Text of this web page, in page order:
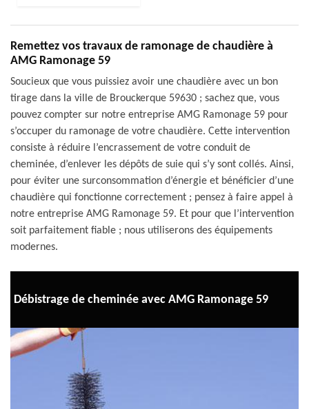
Remettez vos travaux de ramonage de chaudière à
AMG Ramonage 59
Soucieux que vous puissiez avoir une chaudière avec un bon
tirage dans la ville de Brouckerque 59630 ; sachez que, vous
pouvez compter sur notre entreprise AMG Ramonage 59 pour
s’occuper du ramonage de votre chaudière. Cette intervention
consiste à réduire l’encrassement de votre conduit de
cheminée, d’enlever les dépôts de suie qui s’y sont collés. Ainsi,
pour éviter une surconsommation d’énergie et bénéficier d’une
chaudière qui fonctionne correctement ; pensez à faire appel à
notre entreprise AMG Ramonage 59. Et pour que l’intervention
soit parfaitement fiable ; nous utiliserons des équipements
modernes.
Débistrage de cheminée avec AMG Ramonage 59